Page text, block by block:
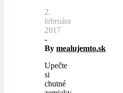
2.
februára
2017
-
By mealujemto.sk
Upečte
si
chutné